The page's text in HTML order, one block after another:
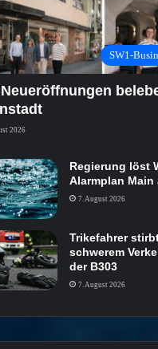
SW1-
2026
Regierung löst
Alarmplan Main
7. August 2026
Trikefahrer
schwerem
der B303
7. August 2026